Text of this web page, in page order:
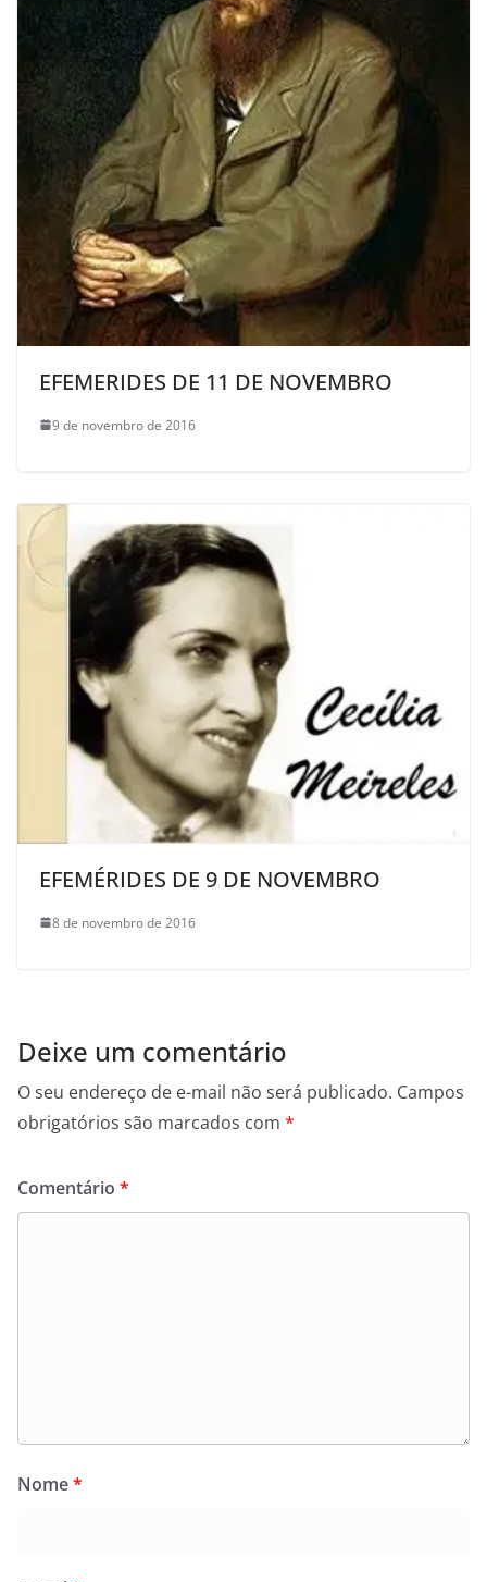
EFEMERIDES DE 11 DE NOVEMBRO
9 de novembro de 2016
EFEMÉRIDES DE 9 DE NOVEMBRO
8 de novembro de 2016
Deixe um comentário
O seu endereço de e-mail não será publicado. Campos
obrigatórios são marcados com *
Comentário *
Nome*